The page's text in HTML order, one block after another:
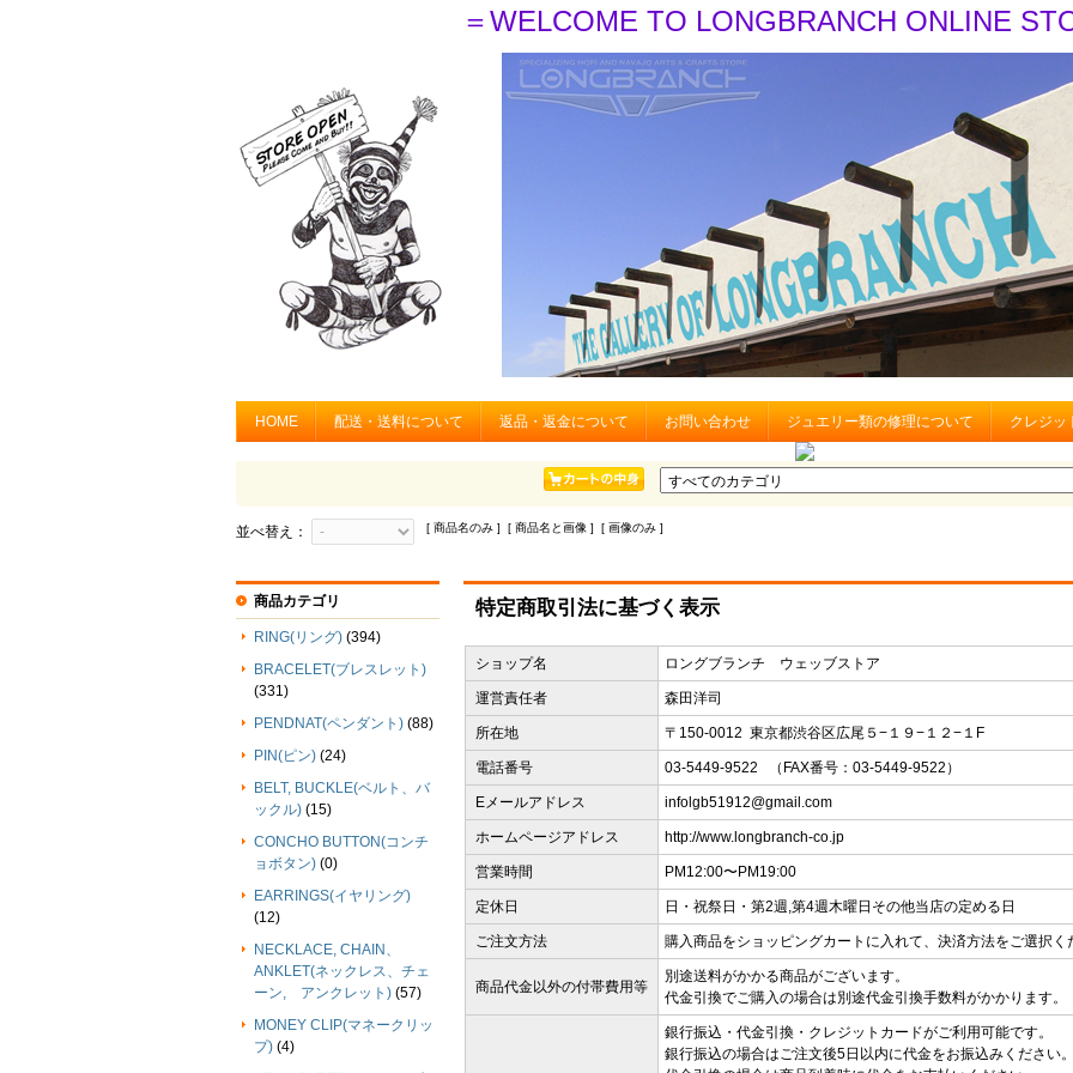
＝WELCOME TO LONGBRANCH ONLINE
HOME 配送・送料について 返品・返金について お問い合わせ ジュエリー類の修理について クレジッ
並べ替え： [ 商品名のみ ] [ 商品名と画像 ] [ 画像のみ ]
特定商取引法に基づく表示
ショップ名 ロングブランチ ウェッブストア
運営責任者 森田洋司
所在地 〒150-0012 東京都渋谷区広尾５−１９−１２−１F
電話番号 03-5449-9522 （FAX番号：03-5449-9522）
Eメールアドレス infolgb51912@gmail.com
ホームページアドレス http://www.longbranch-co.jp
営業時間 PM12:00〜PM19:00
定休日 日・祝祭日・第2週,第4週木曜日その他当店の定める日
ご注文方法 購入商品をショッピングカートに入れて、決済方法をご選択く
商品代金以外の付帯費用等
別途送料がかかる商品がございます。
代金引換でご購入の場合は別途代金引換手数料がかかります。
銀行振込・代金引換・クレジットカードがご利用可能です。
銀行振込の場合はご注文後5日以内に代金をお振込みください。
商品カテゴリ
RING(リング) (394)
BRACELET(ブレスレット)
(331)
PENDNAT(ペンダント) (88)
PIN(ピン) (24)
BELT, BUCKLE(ベルト、バ
ックル) (15)
CONCHO BUTTON(コンチ
ョボタン) (0)
EARRINGS(イヤリング)
(12)
NECKLACE, CHAIN、
ANKLET(ネックレス、チェ
ーン, アンクレット) (57)
MONEY CLIP(マネークリッ
プ) (4)